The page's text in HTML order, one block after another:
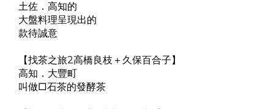
土佐．高知的
大盤料理呈現出的
款待誠意
【找茶之旅2高橋良枝＋久保百合子】
高知．大豐町
叫做□石茶的發酵茶